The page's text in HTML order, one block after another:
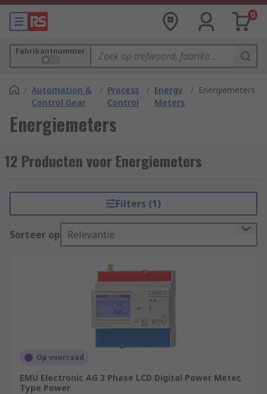
0
Fabrikantnummer
/ Automation &
Control Gear
/ Process
Control
/ Energy
Meters
/ Energiemeters
Energiemeters
12 Producten voor Energiemeters
Filters (1)
Sorteer op Relevantie
Op voorraad
EMU Electronic AG 3 Phase LCD Digital Power Meter,
Type Power